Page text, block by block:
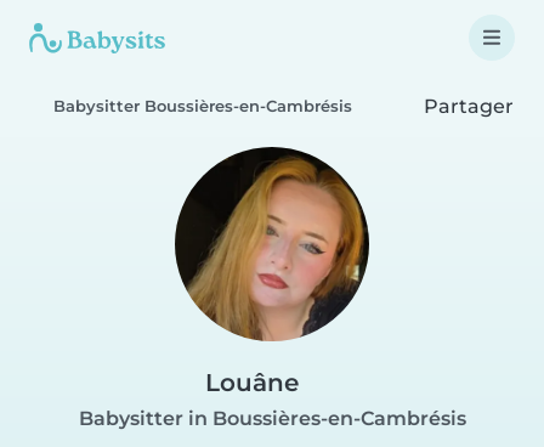
Babysitter Boussières-en-Cambrésis Partager
Louâne
Babysitter in Boussières-en-Cambrésis